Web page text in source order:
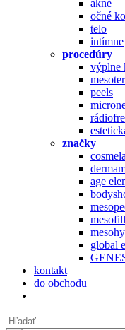
akné
očné
telo
intímne
procedúry
výplne
peels
značky
age
global
kontakt
do obchodu
Hľadať: